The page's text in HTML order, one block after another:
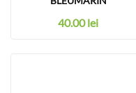
40.00lei